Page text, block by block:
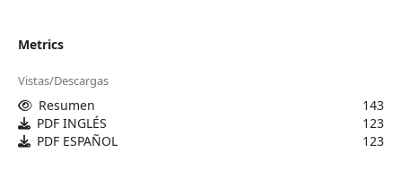
Metrics
Vistas/Descargas
Resumen
143
PDF INGLÉS
123
PDF ESPAÑOL
123